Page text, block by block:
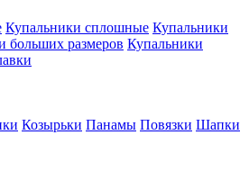
Купальники сплошные Купальники
больших размеров Купальники
Козырьки Панамы Повязки Шапки